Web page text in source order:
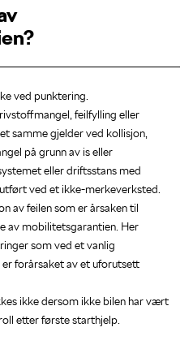
ved punktering.
feilfylling eller
samme gjelder ved kollisjon,
på grunn av is eller
eller driftsstans med
ved et ikke-merkeverksted.
av feilen som er årsaken til
av mobilitetsgarantien. Her
som ved et vanlig
forårsaket av et uforutsett
ikke dersom ikke bilen har vært
etter første starthjelp.